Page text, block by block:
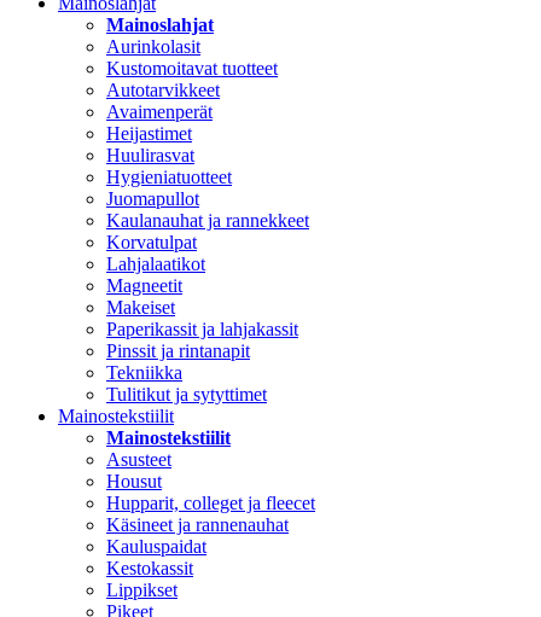
Mainoslahjat
Aurinkolasit
Kustomoitavat tuotteet
Autotarvikkeet
Avaimenperät
Heijastimet
Huulirasvat
Hygieniatuotteet
Juomapullot
Kaulanauhat ja rannekkeet
Korvatulpat
Lahjalaatikot
Magneetit
Makeiset
Paperikassit ja lahjakassit
Pinssit ja rintanapit
Tekniikka
Tulitikut ja sytyttimet
Mainostekstiilit
Mainostekstiilit
Asusteet
Housut
Hupparit, colleget ja fleecet
Käsineet ja rannenauhat
Kauluspaidat
Kestokassit
Lippikset
Pikeet